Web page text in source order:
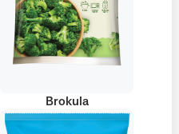
Brokula